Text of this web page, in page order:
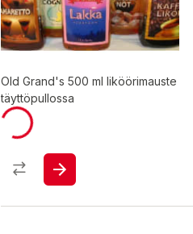
Old Grand's 500 ml liköörimauste
täyttöpullossa